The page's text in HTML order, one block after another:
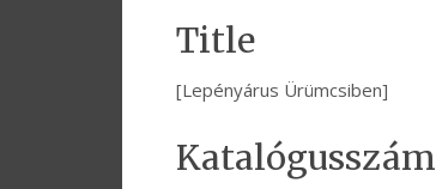
Title
[Lepényárus Ürümcsiben]
Katalógusszám